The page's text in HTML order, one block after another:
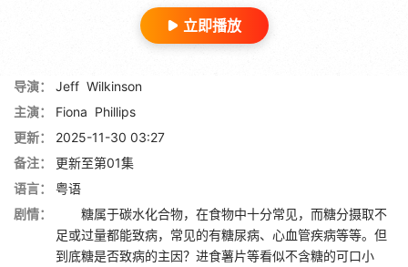
立即播放
导演： Jeff Wilkinson
主演：
Fiona Phillips
更新：
2025-11-30 03:27
备注：
更新至第01集
语言：
粤语
剧情：
糖属于碳水化合物，在食物中十分常见，而糖分摄取不
足或过量都能致病，常见的有糖尿病、心血管疾病等等。但
到底糖是否致病的主因？进食薯片等看似不含糖的可口小